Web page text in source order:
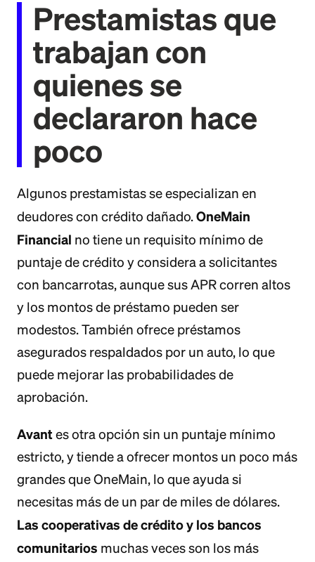
Prestamistas que
trabajan con
quienes se
declararon hace
poco
Algunos prestamistas se especializan en
deudores con crédito dañado.OneMain
Financial no tiene un requisito mínimo de
puntaje de crédito y considera a solicitantes
con bancarrotas, aunque sus APR corren altos
y los montos de préstamo pueden ser
modestos. También ofrece préstamos
asegurados respaldados por un auto, lo que
puede mejorar las probabilidades de
aprobación.
Avantes otra opción sin un puntaje mínimo
estricto, y tiende a ofrecer montos un poco más
grandes que OneMain, lo que ayuda si
necesitas más de un par de miles de dólares.
Las cooperativas de crédito y los bancos
comunitarios muchas veces son los más